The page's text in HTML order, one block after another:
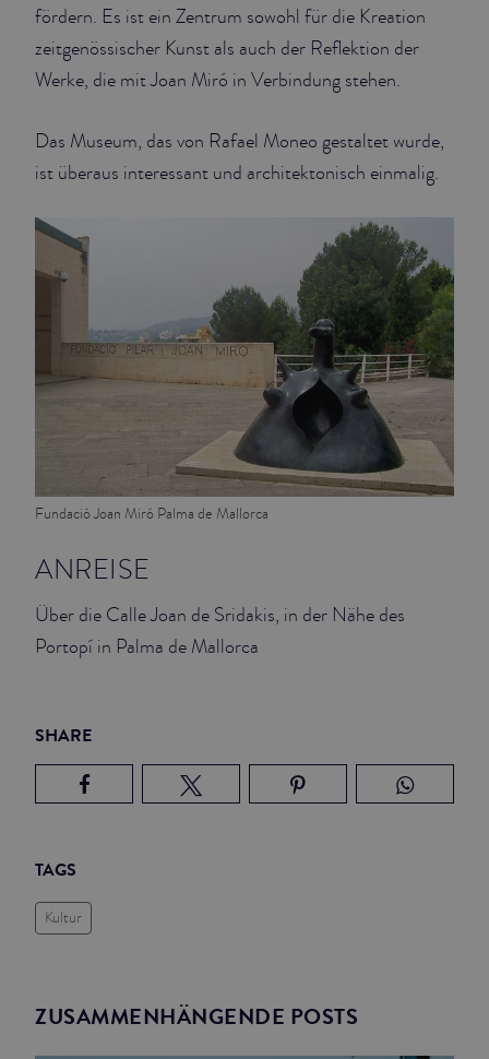
fördern. Es ist ein Zentrum sowohl für die Kreation
zeitgenössischer Kunst als auch der Reflektion der
Werke, die mit Joan Miró in Verbindung stehen.
Das Museum, das von Rafael Moneo gestaltet wurde,
ist überaus interessant und architektonisch einmalig.
Fundació Joan Miró Palma de Mallorca
ANREISE
Über die Calle Joan de Sridakis, in der Nähe des
Portopí in Palma de Mallorca
SHARE
TAGS
Kultur
ZUSAMMENHÄNGENDE POSTS